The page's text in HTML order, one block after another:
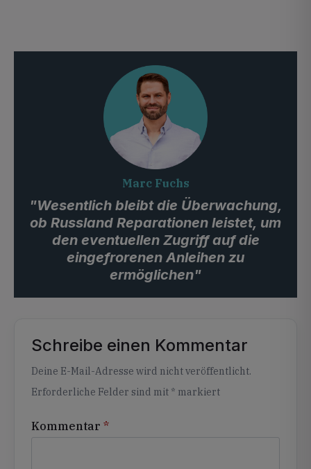
Marc Fuchs
"Wesentlich bleibt die Überwachung,
ob Russland Reparationen leistet, um
den eventuellen Zugriff auf die
eingefrorenen Anleihen zu
ermöglichen"
Schreibe einen Kommentar
Deine E-Mail-Adresse wird nicht veröffentlicht.
Erforderliche Felder sind mit * markiert
Kommentar *
Alternative: